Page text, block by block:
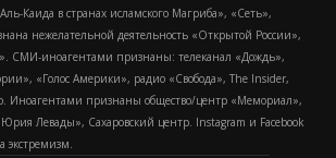
Каида в странах исламского Магриба», «Сеть»,
нежелательной деятельность «Открытой России»,
СМИ-иноагентами признаны: телеканал «Дождь»,
«Голос Америки», радио «Свобода», The Insider,
Иноагентами признаны общество/центр «Мемориал»,
Левады», Сахаровский центр. Instagram и Facebook
экстремизм.